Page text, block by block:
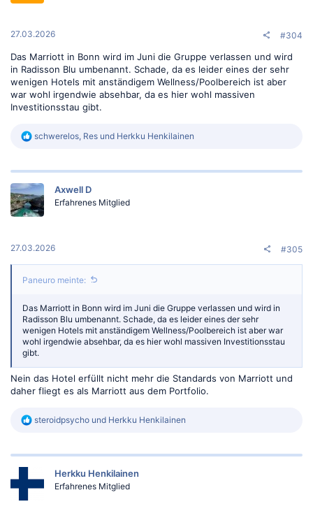
:
27.03.2026 #304
Das Marriott in Bonn wird im Juni die Gruppe verlassen und wird
in Radisson Blu umbenannt. Schade, da es leider eines der sehr
wenigen Hotels mit anständigem Wellness/Poolbereich ist aber
war wohl irgendwie absehbar, da es hier wohl massiven
Investitionsstau gibt.
R
k
i
o
n
:
schwerelos, Res und Herkku Henkilainen
Axwell D
Erfahrenes Mitglied
27.03.2026 #305
Paneuro meinte:
Das Marriott in Bonn wird im Juni die Gruppe verlassen und wird in
Radisson Blu umbenannt. Schade, da es leider eines der sehr
wenigen Hotels mit anständigem Wellness/Poolbereich ist aber war
wohl irgendwie absehbar, da es hier wohl massiven Investitionsstau
gibt.
Nein das Hotel erfüllt nicht mehr die Standards von Marriott und
daher fliegt es als Marriott aus dem Portfolio.
R
k
o
steroidpsycho und Herkku Henkilainen
Herkku Henkilainen
Erfahrenes Mitglied